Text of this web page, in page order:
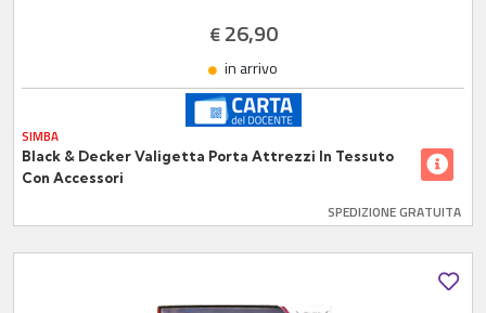
€26,90
in arrivo
SIMBA
Black & Decker Valigetta Porta Attrezzi In Tessuto
Con Accessori
SPEDIZIONE GRATUITA